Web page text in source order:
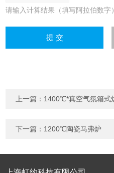
请输入计算结果（填写阿拉伯数字
上一篇： 1400℃*真空气氛箱式
下一篇： 1200℃陶瓷马弗炉